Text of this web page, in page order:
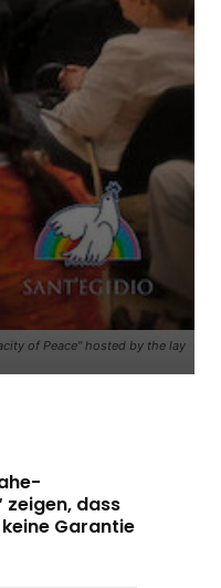
of Peace" hosted by the lay
dass
Garantie